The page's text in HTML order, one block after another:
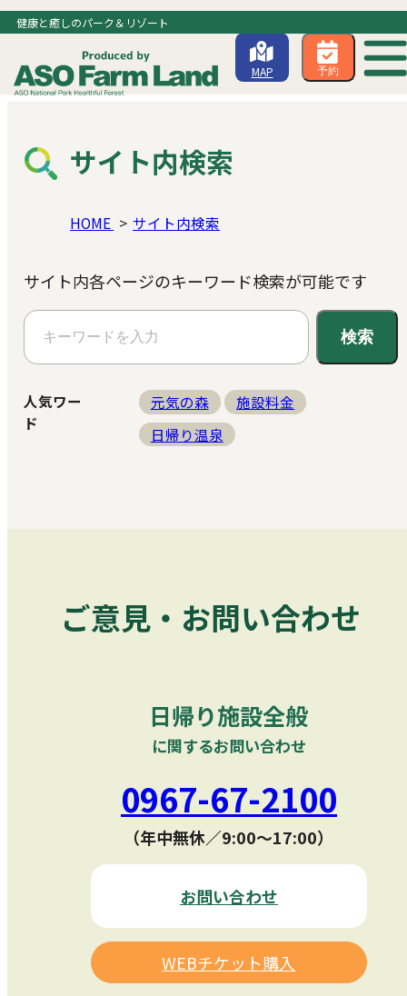
健康と癒しのパーク＆リゾート
MAP 予約
サイト内検索
HOME サイト内検索
サイト内各ページのキーワード検索が可能です
検索
人気ワー
ド
元気の森
施設料金
日帰り温泉
ご意見・お問い合わせ
日帰り施設全般
に関するお問い合わせ
0967-67-2100
（年中無休／9:00〜17:00）
お問い合わせ
WEBチケット購入